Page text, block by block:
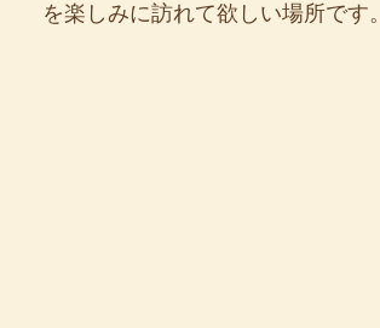
を楽しみに訪れて欲しい場所です。